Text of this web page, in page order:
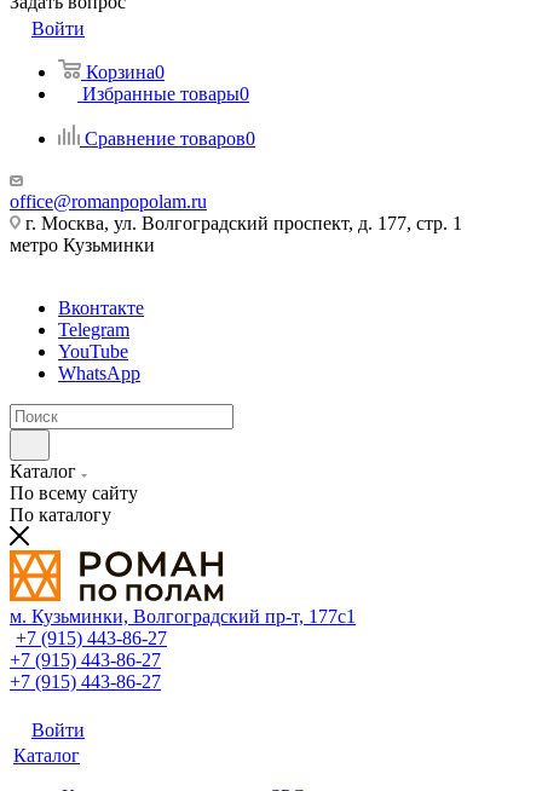
Войти
Корзина0
Избранные товары0
Сравнение товаров0
office@romanpopolam.ru
г. Москва, ул. Волгоградский проспект, д. 177, стр. 1
метро Кузьминки
Вконтакте
Telegram
YouTube
WhatsApp
Каталог
По всему сайту
По каталогу
м. Кузьминки, Волгоградский пр‑т, 177с1
+7 (915) 443-86-27
+7 (915) 443-86-27
+7 (915) 443-86-27
Войти
Каталог